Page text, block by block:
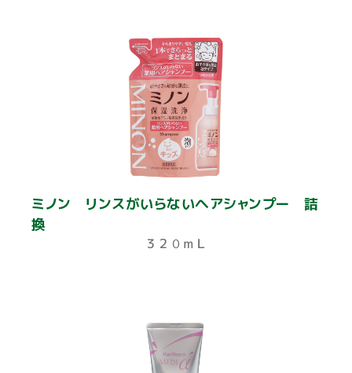
ミノン リンスがいらないヘアシャンプー 詰
換
３２０ｍＬ